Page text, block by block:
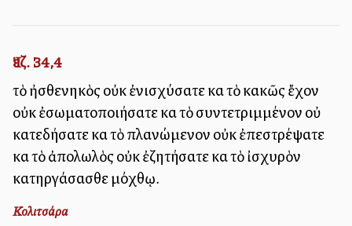
Ἰεζ. 34,4
τὸ ἠσθενηκὸς οὐκ ἐνισχύσατε καὶ τὸ κακῶς ἔχον
οὐκ ἐσωματοποιήσατε καὶ τὸ συντετριμμένον οὐ
κατεδήσατε καὶ τὸ πλανώμενον οὐκ ἐπεστρέψατε
καὶ τὸ ἀπολωλὸς οὐκ ἐζητήσατε καὶ τὸ ἰσχυρὸν
κατηργάσασθε μόχθῳ.
Κολιτσάρα